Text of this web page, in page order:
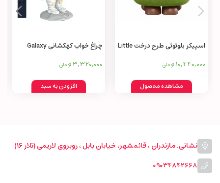
اسپیکر بلوتوثی طرح درخت Little
bluetooth small
10,440,000 تومان
مشاهده محصول
چراغ خواب کهکشانی Galaxy
projector and night light
3,320,000 تومان
افزودن به سبد
نشانی: مازندران ، قائمشهر، خیابان بابل ، روبروی لاریمی (تلار ۱۶)
09034842668